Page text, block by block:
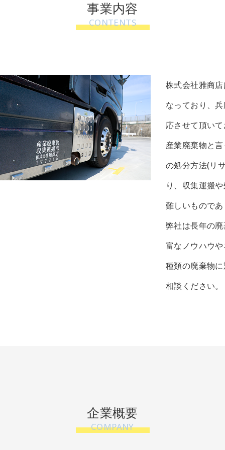
事業内容
CONTENTS
株式会社雅商
なっており、
応させて頂い
産業廃棄物と
の処分方法(リ
り、収集運搬
難しいもので
弊社は長年の
富なノウハウ
種類の廃棄物
相談ください。
企業概要
COMPANY